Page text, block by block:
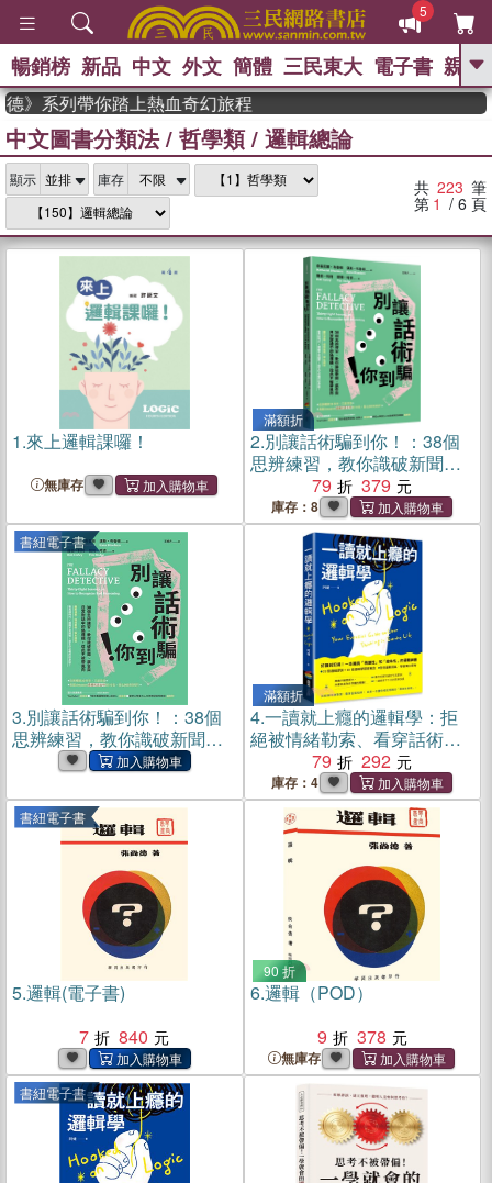
5
GO
熱搜： 東野圭吾 、 高希均教授回憶錄
、 The Odyssey 、 父親節 、 如果歷
史是一群喵
、
國際布克
獎 臺灣漫遊錄 、
台灣的李
偉大的迷走神經
暢銷榜 新品 中文 外文 簡體 三民東大 電子書 親子
帶你踏上熱血奇幻旅程
中文圖書分類法/ 哲學類/ 邏輯總論
顯示 庫存 共 223 筆
第 1 / 6 頁
1.來上邏輯課囉！
無庫存
滿額折
2.別讓話術騙到你！：38個
思辨練習，教你識破新聞、
廣告與日常對話中的偽邏
輯，從此不被帶風向
79 379
庫存：8
書紐電子書
3.別讓話術騙到你！：38個
思辨練習，教你識破新聞、
廣告與日常對話中的偽邏
滿額折
4.一讀就上癮的邏輯學：拒
絕被情緒勒索、看穿話術陷
阱！一本讓你相見恨晚的
「思辨防身術」
79 292
庫存：4
書紐電子書
5.邏輯(電子書)
7
840
90 折
6.邏輯（POD）
9
378
無庫存
書紐電子書